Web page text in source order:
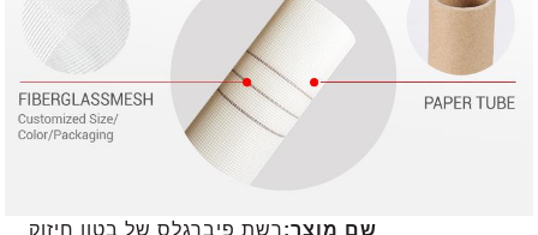
שם מוצר:רשת פיברגלס של בטון חיזוק